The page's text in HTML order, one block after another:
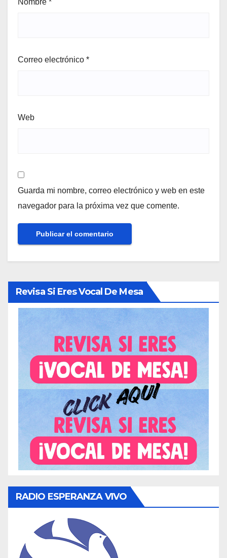
Correo electrónico *
Web
Guarda mi nombre, correo electrónico y web en este
navegador para la próxima vez que comente.
Revisa Si Eres Vocal De Mesa
RADIO ESPERANZA VIVO